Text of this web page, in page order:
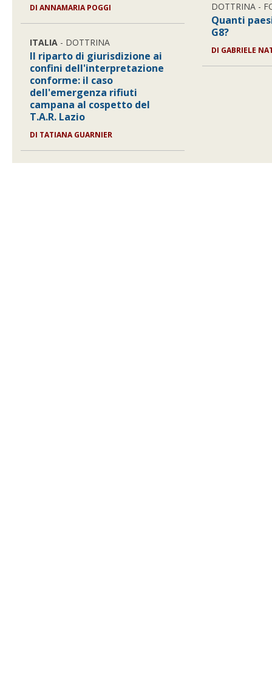
DI ANNAMARIA POGGI
ITALIA - DOTTRINA
Il riparto di giurisdizione ai
confini dell'interpretazione
conforme: il caso
dell'emergenza rifiuti
campana al cospetto del
T.A.R. Lazio
DI TATIANA GUARNIER
DOTTRINA -
Quanti
G8?
DI GABRIELE